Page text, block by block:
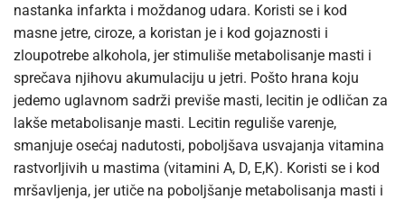
nastanka infarkta i moždanog udara. Koristi se i kod
masne jetre, ciroze, a koristan je i kod gojaznosti i
zloupotrebe alkohola, jer stimuliše metabolisanje masti i
sprečava njihovu akumulaciju u jetri. Pošto hrana koju
jedemo uglavnom sadrži previše masti, lecitin je odličan za
lakše metabolisanje masti. Lecitin reguliše varenje,
smanjuje osećaj nadutosti, poboljšava usvajanja vitamina
rastvorljivih u mastima (vitamini A, D, E,K). Koristi se i kod
mršavljenja, jer utiče na poboljšanje metabolisanja masti i